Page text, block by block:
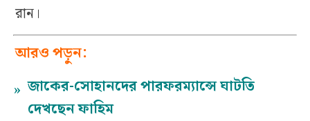
রান।
আরও পড়ুন:
» জাকের-সোহানদের পারফরম্যান্সে ঘাটতি
দেখছেন ফাহিম